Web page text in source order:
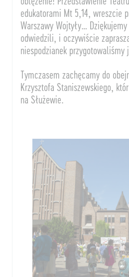
edukatorami Mt 5,14, wreszcie
Warszawy Wojtyły…
odwiedzili, i oczywiście
niespodzianek przygotowaliśmy
Tymczasem zachęcamy do
Krzysztofa Staniszewskiego,
na Służewie.